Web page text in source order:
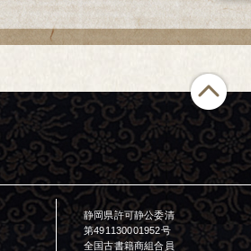
静岡県許可静公委清
第491130001952号
全国古書籍商組合員